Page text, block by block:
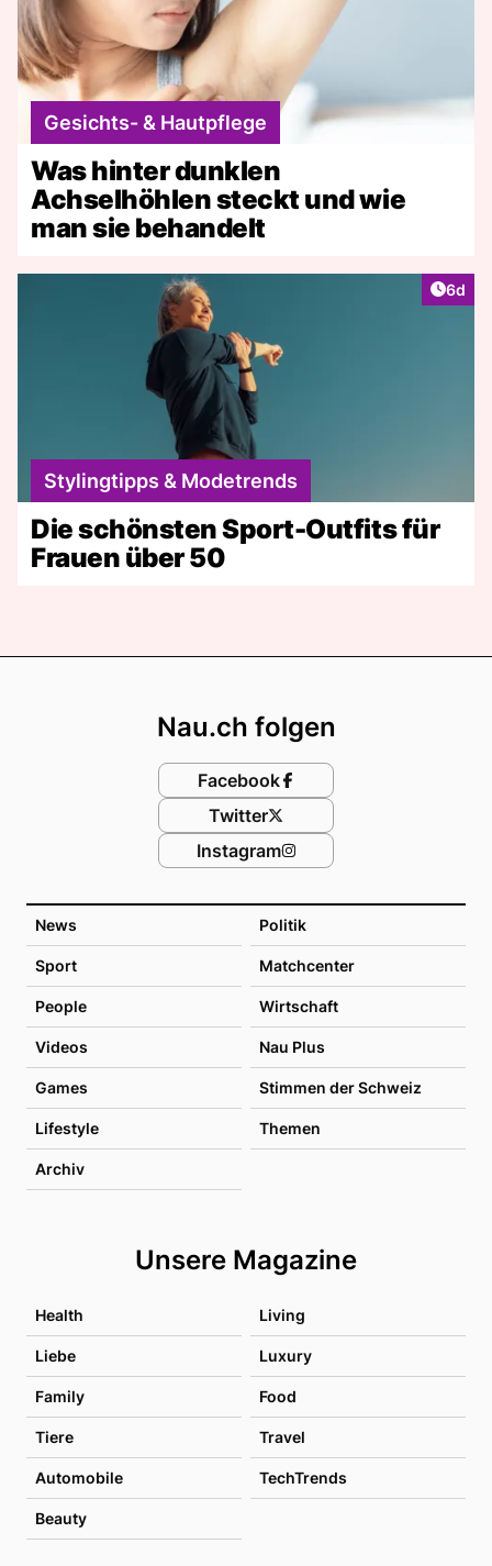
Gesichts- & Hautpflege
Was hinter dunklen
Achselhöhlen steckt und wie
man sie behandelt
6d
Stylingtipps & Modetrends
Die schönsten Sport-Outfits für
Frauen über 50
News Politik
Sport Matchcenter
People Wirtschaft
Videos Nau Plus
Games Stimmen der Schweiz
Lifestyle Themen
Archiv
Unsere Magazine
Health Living
Liebe Luxury
Family Food
Tiere Travel
Automobile TechTrends
Beauty
Nau.ch folgen
Facebook
Twitter
Instagram